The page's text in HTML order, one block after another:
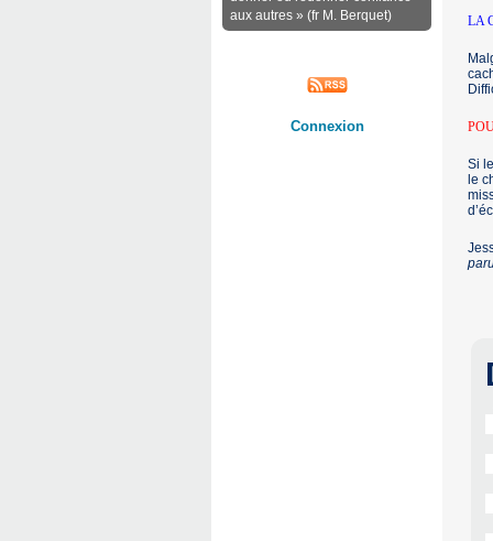
LA
Si
le
aux autres » (fr M. Berquet)
Connexion